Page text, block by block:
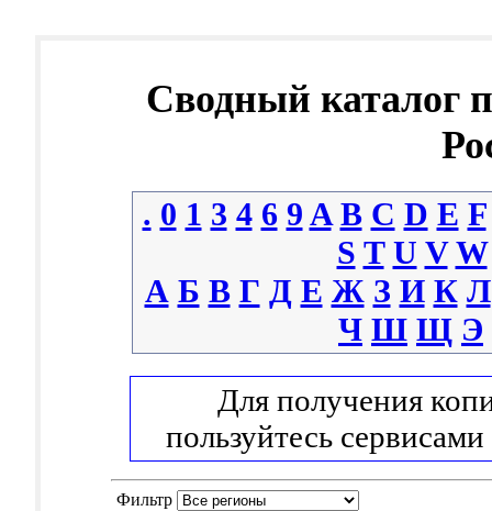
Сводный каталог
. 0 1 3 4 6 9 A B C D E F
S T U V W
А Б В Г Д Е Ж З И К Л
Ч Ш Щ Э
Для получения
пользуйтесь сервисами
Фильтр